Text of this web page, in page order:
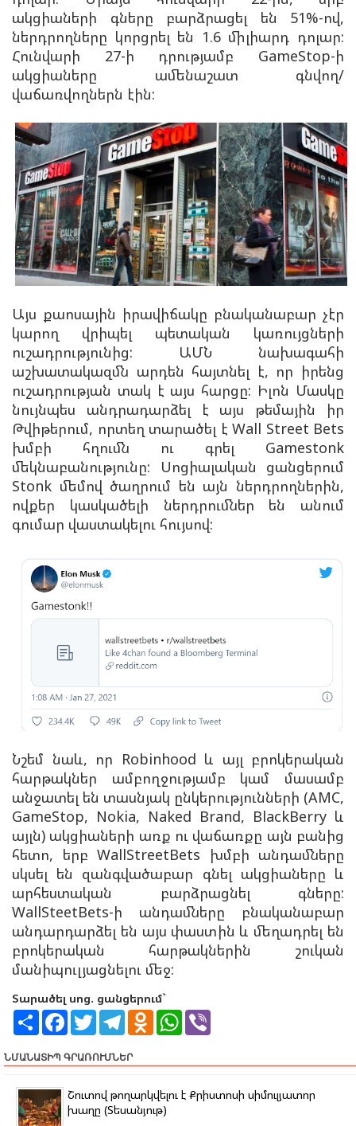
ակցիաների գները բարձրացել են 51%-ով,
ներդրողները կորցրել են 1.6 միլիարդ դոլար:
Հունվարի 27-ի դրությամբ GameStop-ի
ակցիաները ամենաշատ գնվող/
վաճառվողներն էին:
Այս քաոսային իրավիճակը բնականաբար չէր
կարող վրիպել պետական կառույցների
ուշադրությունից: ԱՄՆ նախագահի
աշխատակազմն արդեն հայտնել է, որ իրենց
ուշադրության տակ է այս հարցը: Իլոն Մասկը
նույնպես անդրադարձել է այս թեմային իր
Թվիթերում, որտեղ տարածել է Wall Street Bets
խմբի հղումն ու գրել Gamestonk
մեկնաբանությունը: Սոցիալական ցանցերում
Stonk մեմով ծաղրում են այն ներդրողներին,
ովքեր կասկածելի ներդրումներ են անում
գումար վաստակելու հույսով:
Նշեմ նաև, որ Robinhood և այլ բրոկերական
հարթակներ ամբողջությամբ կամ մասամբ
անջատել են տասնյակ ընկերությունների (AMC,
GameStop, Nokia, Naked Brand, BlackBerry և
այլն) ակցիաների առք ու վաճառքը այն բանից
հետո, երբ WallStreetBets խմբի անդամները
սկսել են զանգվածաբար գնել ակցիաները և
արհեստական բարձրացնել գները:
WallSteetBets-ի անդամները բնականաբար
անդարդարձել են այս փաստին և մեղադրել են
բրոկերական հարթակներին շուկան
մանիպուլյացնելու մեջ:
Տարածել սոց. ցանցերում`
S
r
e
F
e
b
o
k
T
w
t
t
r
T
e
g
a
m
O
k
a
s
s
W
s
p
p
r
ՆՄԱՆԱՏԻՊ ԳՐԱՌՈՒՄՆԵՐ
Շուտով թողարկվելու է Քրիստոսի սիմուլյատոր
խաղը (Տեսանյութ)